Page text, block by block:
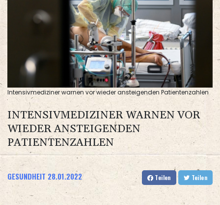
Intensivmediziner warnen vor wieder ansteigenden Patientenzahlen
INTENSIVMEDIZINER WARNEN VOR
WIEDER ANSTEIGENDEN
PATIENTENZAHLEN
GESUNDHEIT 28.01.2022 Teilen Teilen